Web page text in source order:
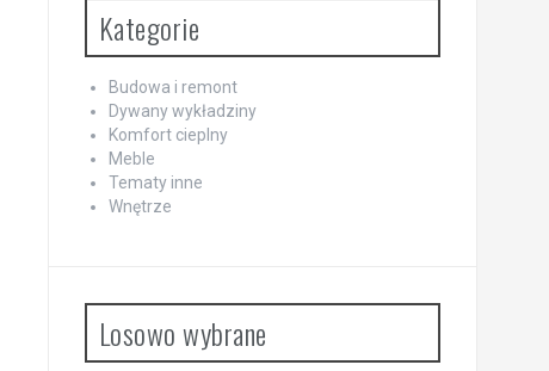
Kategorie
Budowa i remont
Dywany wykładziny
Komfort cieplny
Meble
Tematy inne
Wnętrze
Losowo wybrane